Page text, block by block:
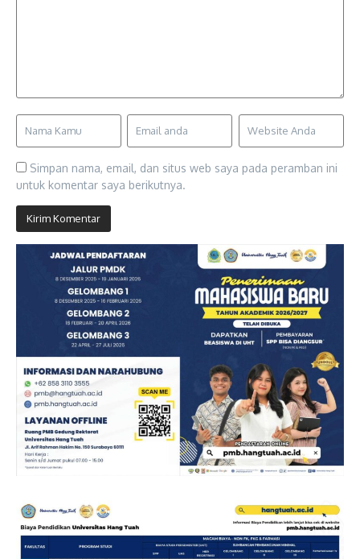
Simpan nama, email, dan situs web saya pada peramban ini
untuk komentar saya berikutnya.